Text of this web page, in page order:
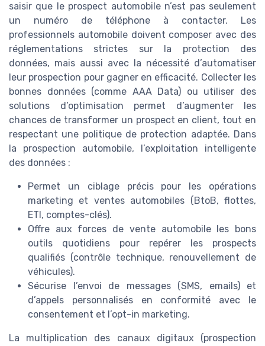
saisir que le prospect automobile n’est pas seulement
un numéro de téléphone à contacter. Les
professionnels automobile doivent composer avec des
réglementations strictes sur la protection des
données, mais aussi avec la nécessité d’automatiser
leur prospection pour gagner en efficacité. Collecter les
bonnes données (comme AAA Data) ou utiliser des
solutions d’optimisation permet d’augmenter les
chances de transformer un prospect en client, tout en
respectant une politique de protection adaptée. Dans
la prospection automobile, l’exploitation intelligente
des données :
Permet un ciblage précis pour les opérations
marketing et ventes automobiles (BtoB, flottes,
ETI, comptes-clés).
Offre aux forces de vente automobile les bons
outils quotidiens pour repérer les prospects
qualifiés (contrôle technique, renouvellement de
véhicules).
Sécurise l’envoi de messages (SMS, emails) et
d’appels personnalisés en conformité avec le
consentement et l’opt-in marketing.
La multiplication des canaux digitaux (prospection